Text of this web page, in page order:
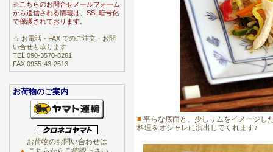
■ 平らな底面と、少しリムをイメージし
料理をオシャレに演出してくれます♪
※こちらのお問合せメールフォーム
から送信される情報は、SSL暗号化
で保護されております。
☆ お電話・FAX でのご注文・お問
い合せも承ります
TEL 090-3570-8261
FAX 0955-43-2513
お荷物のご案内
お荷物のお問い合わせは